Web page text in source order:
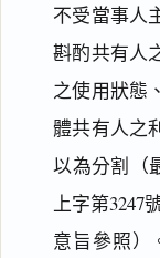
不受當事人
斟酌共有人
之使用狀態
體共有人之
以為分割（
上字第3247
意旨參照）